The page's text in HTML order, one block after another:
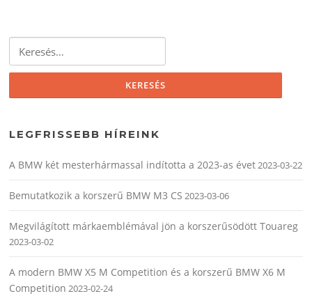
LEGFRISSEBB HÍREINK
A BMW két mesterhármassal indította a 2023-as évet2023-03-22
Bemutatkozik a korszerű BMW M3 CS 2023-03-06
Megvilágított márkaemblémával jön a korszerűsödött Touareg
2023-03-02
A modern BMW X5 M Competition és a korszerű BMW X6 M
Competition 2023-02-24